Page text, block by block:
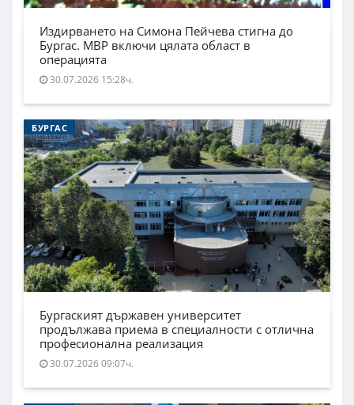
Издирването на Симона Пейчева стигна до
Бургас. МВР включи цялата област в
операцията
30.07.2026 15:28ч.
БУРГАС
Бургаският държавен университет
продължава приема в специалности с отлична
професионална реализация
30.07.2026 09:07ч.